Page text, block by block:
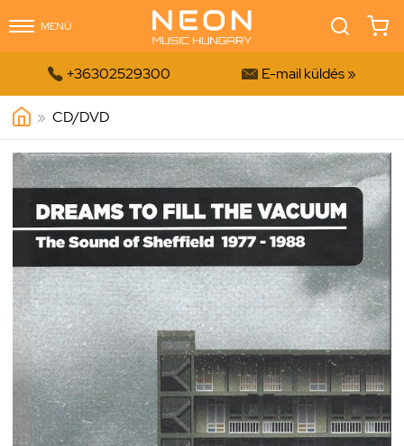
MENÜ
 +36302529300  E-mail küldés »
» CD/DVD